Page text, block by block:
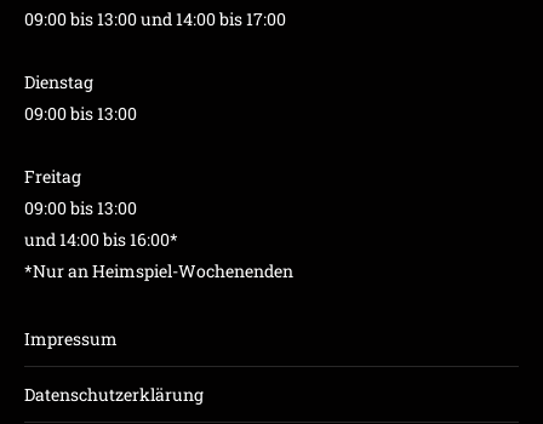
09:00 bis 13:00 und 14:00 bis 17:00
Dienstag
09:00 bis 13:00
Freitag
09:00 bis 13:00
und 14:00 bis 16:00*
*Nur an Heimspiel-Wochenenden
Impressum
Datenschutzerklärung